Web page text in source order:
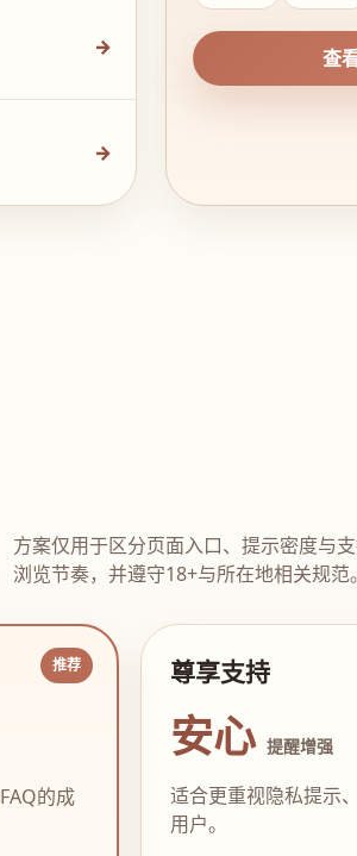
→
→
查
方案仅用于区分页面入口、提示密度与
浏览节奏，并遵守18+与所在地相关规范。
的成
尊享支持
安心 提醒增强
适合更重视隐私提示
用户。